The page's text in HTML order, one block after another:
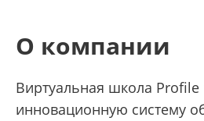
О компании
Виртуальная школа Profile
инновационную систему